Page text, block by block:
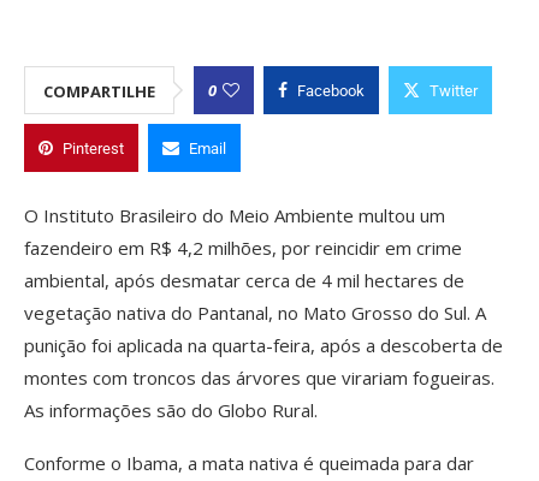
COMPARTILHE 0 Facebook Twitter
Pinterest Email
O Instituto Brasileiro do Meio Ambiente multou um
fazendeiro em R$ 4,2 milhões, por reincidir em crime
ambiental, após desmatar cerca de 4 mil hectares de
vegetação nativa do Pantanal, no Mato Grosso do Sul. A
punição foi aplicada na quarta-feira, após a descoberta de
montes com troncos das árvores que virariam fogueiras.
As informações são do Globo Rural.
Conforme o Ibama, a mata nativa é queimada para dar